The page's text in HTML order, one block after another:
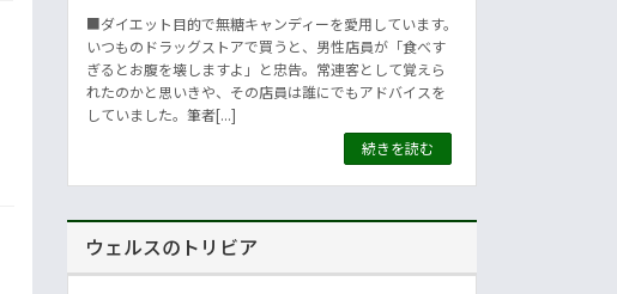
■ダイエット目的で無糖キャンディーを愛用しています。
いつものドラッグストアで買うと、男性店員が「食べす
ぎるとお腹を壊しますよ」と忠告。常連客として覚えら
れたのかと思いきや、その店員は誰にでもアドバイスを
していました。筆者[...]
続きを読む
ウェルスのトリビア